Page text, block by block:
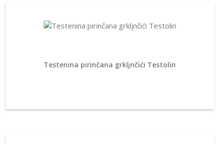
Testenina pirinčana grkljnčići Testolin